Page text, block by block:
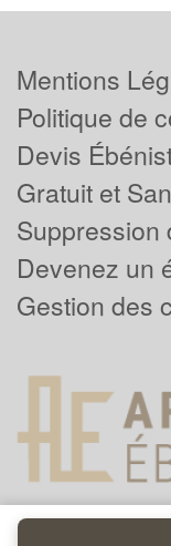
Mentions
Politique de
Devis
Gratuit et
Suppression
Devenez un
Gestion des